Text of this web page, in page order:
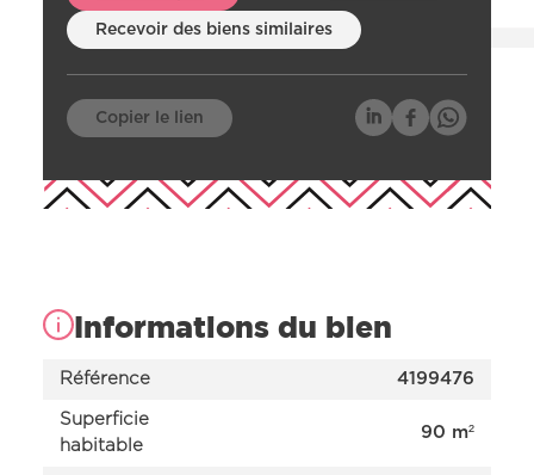
Recevoir des biens similaires
Copier le lien
Informations du bien
Référence 4199476
Superficie
habitable
90 m²